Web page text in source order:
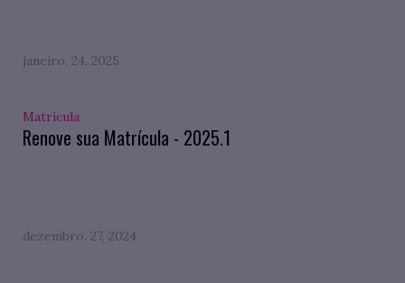
janeiro. 24, 2025
Matrícula
Renove sua Matrícula - 2025.1
dezembro. 27, 2024